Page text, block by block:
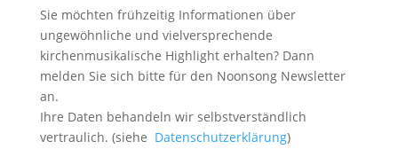
Sie möchten frühzeitig Informationen über
ungewöhnliche und vielversprechende
kirchenmusikalische Highlight erhalten? Dann
melden Sie sich bitte für den Noonsong Newsletter
an.
Ihre Daten behandeln wir selbstverständlich
vertraulich. (siehe Datenschutzerklärung)